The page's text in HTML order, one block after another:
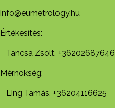
info@eumetrology.hu
Értékesítés:
Tancsa Zsolt, +36202687646
Mérnökség:
Ling Tamás, +36204116625